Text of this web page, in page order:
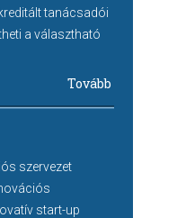
tanácsadói
a választható
Tovább
szervezet
start-up